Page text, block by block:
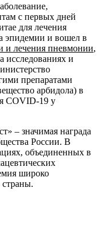
с первых дней
для лечения
эпидемии и вошел в
и лечения пневмонии,
исследованиях и
препаратами
арбидола) в
COVID-19 у
– значимая награда
России. В
объединенных в
широко